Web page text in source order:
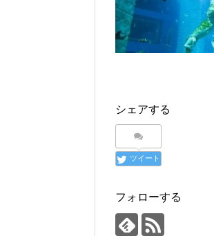
シェアする
ツイート
フォローする